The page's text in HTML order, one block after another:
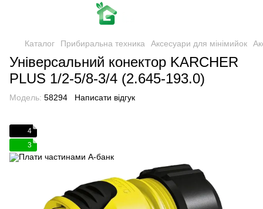
Каталог Прибиральна техника Аксесуари для мінімийок
Універсальний конектор KARCHER
PLUS 1/2-5/8-3/4 (2.645-193.0)
Модель: 58294 Написати відгук
4
3